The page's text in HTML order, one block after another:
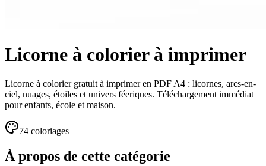
Licorne à colorier à imprimer
Licorne à colorier gratuit à imprimer en PDF A4 : licornes, arcs-en-
ciel, nuages, étoiles et univers féeriques. Téléchargement immédiat
pour enfants, école et maison.
74 coloriages
À propos de cette catégorie